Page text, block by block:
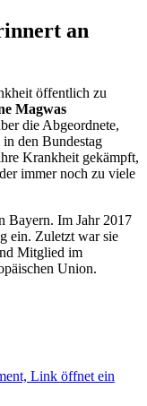
an
öffentlich zu
Magwas
die Abgeordnete,
den Bundestag
Krankheit gekämpft,
immer noch zu viele
Bayern. Im Jahr 2017
ein. Zuletzt war sie
Mitglied im
Union.
Link öffnet ein